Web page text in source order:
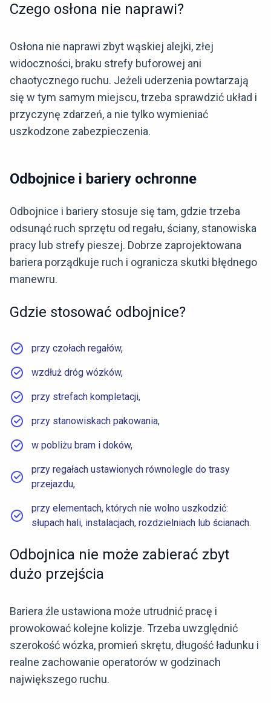
Czego osłona nie naprawi?
Osłona nie naprawi zbyt wąskiej alejki, złej
widoczności, braku strefy buforowej ani
chaotycznego ruchu. Jeżeli uderzenia powtarzają
się w tym samym miejscu, trzeba sprawdzić układ i
przyczynę zdarzeń, a nie tylko wymieniać
uszkodzone zabezpieczenia.
Odbojnice i bariery ochronne
Odbojnice i bariery stosuje się tam, gdzie trzeba
odsunąć ruch sprzętu od regału, ściany, stanowiska
pracy lub strefy pieszej. Dobrze zaprojektowana
bariera porządkuje ruch i ogranicza skutki błędnego
manewru.
Gdzie stosować odbojnice?
przy czołach regałów,
wzdłuż dróg wózków,
przy strefach kompletacji,
przy stanowiskach pakowania,
w pobliżu bram i doków,
przy regałach ustawionych równolegle do trasy
przejazdu,
przy elementach, których nie wolno uszkodzić:
słupach hali, instalacjach, rozdzielniach lub ścianach.
Odbojnica nie może zabierać zbyt
dużo przejścia
Bariera źle ustawiona może utrudnić pracę i
prowokować kolejne kolizje. Trzeba uwzględnić
szerokość wózka, promień skrętu, długość ładunku i
realne zachowanie operatorów w godzinach
największego ruchu.